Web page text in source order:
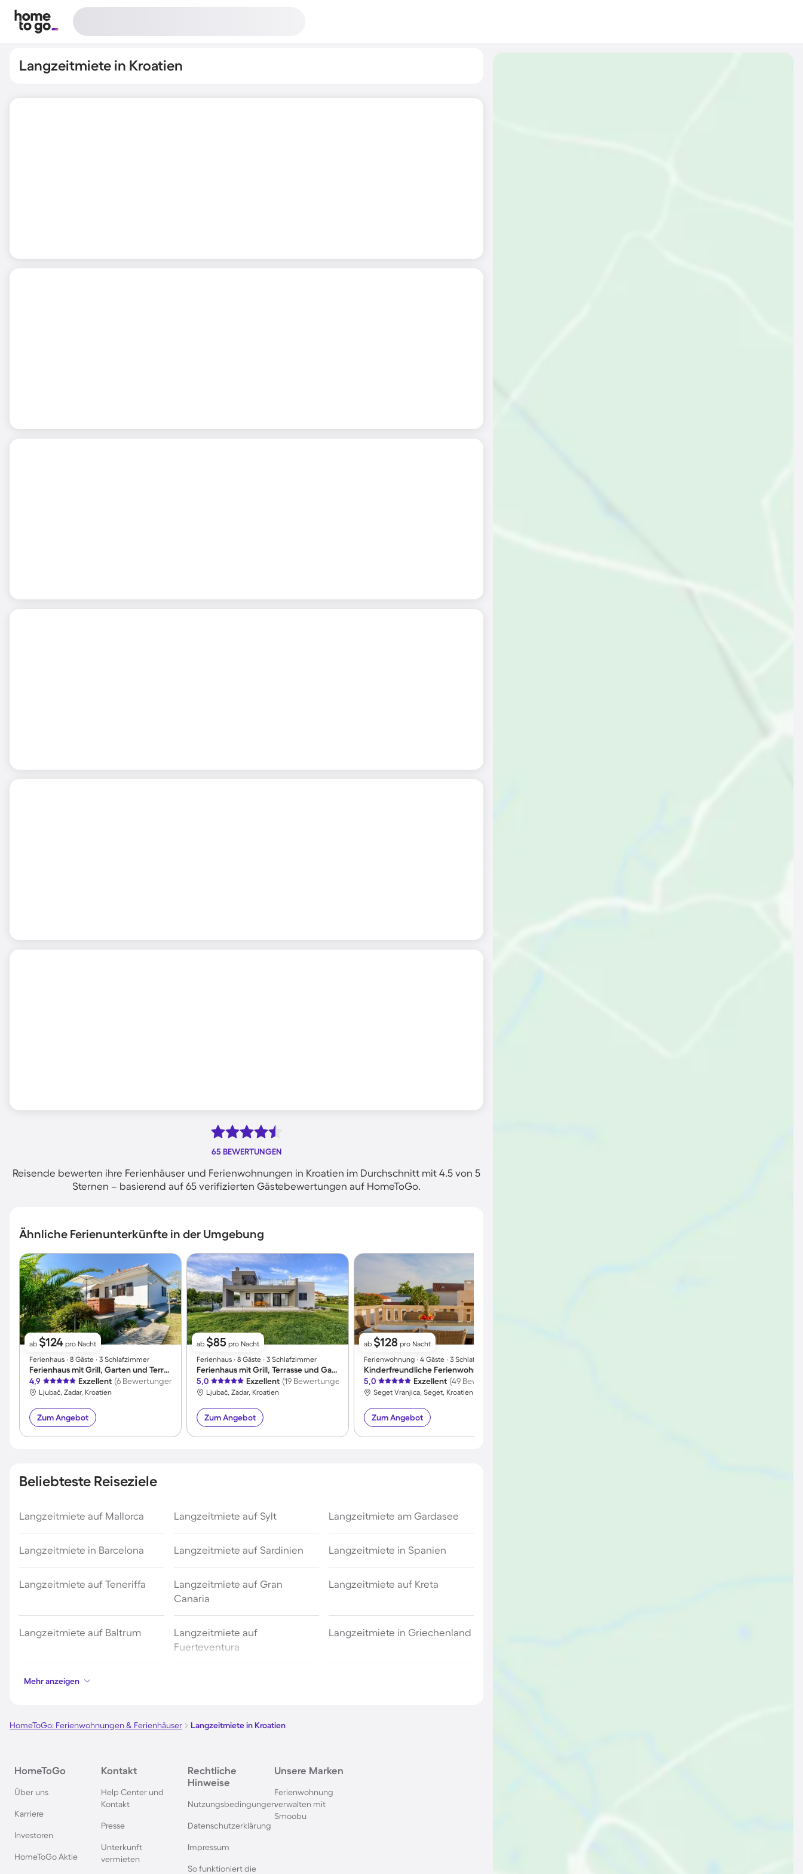
Langzeitmiete in Kroatien
65 BEWERTUNGEN
Reisende bewerten ihre Ferienhäuser und Ferienwohnungen in Kroatien im Durchschnitt mit 4.5 von 5
Sternen – basierend auf 65 verifizierten Gästebewertungen auf HomeToGo.
Ähnliche Ferienunterkünfte in der Umgebung
ab $124 pro Nacht
Ferienhaus ∙ 8 Gäste ∙ 3 Schlafzimmer
Ferienhaus mit Grill, Garten und Terrasse | Seeblick
4,9
Exzellent (6 Bewertungen)
Ljubač, Zadar, Kroatien
Zum Angebot
ab $85 pro Nacht
Ferienhaus ∙ 8 Gäste ∙ 3 Schlafzimmer
Ferienhaus mit Grill, Terrasse und Garten | Meerblick
5,0
Exzellent (19 Bewertungen)
Ljubač, Zadar, Kroatien
Zum Angebot
ab $128 pro Nacht
Ferienwohnung ∙ 4 Gäste ∙ 3 Schlafzimmer
5,0
Exzellent (49 Bewertungen)
Seget Vranjica, Seget, Kroatien
Zum Angebot
Beliebteste Reiseziele
Langzeitmiete auf Mallorca Langzeitmiete auf Sylt Langzeitmiete am Gardasee
Langzeitmiete in Barcelona Langzeitmiete auf Sardinien Langzeitmiete in Spanien
Langzeitmiete auf Teneriffa
Langzeitmiete auf Gran
Canaria
Langzeitmiete auf Kreta
Langzeitmiete auf Baltrum
Langzeitmiete auf
Fuerteventura
Langzeitmiete in Griechenland
Langzeitmiete auf Ibiza
Brava
Langzeitmiete in Thailand Langzeitmiete auf Mauritius Langzeitmiete in Cala Ratjada
Langzeitmiete in der Türkei Langzeitmiete in Florida
Mehr anzeigen
HomeToGo: Ferienwohnungen & Ferienhäuser Langzeitmiete in Kroatien
HomeToGo
Über uns
Karriere
Investoren
HomeToGo Aktie
Kontakt
Help Center und
Kontakt
Presse
Unterkunft
vermieten
Rechtliche
Hinweise
Nutzungsbedingungen
Datenschutzerklärung
Impressum
So funktioniert die
Unsere Marken
Ferienwohnung
verwalten mit
Smoobu